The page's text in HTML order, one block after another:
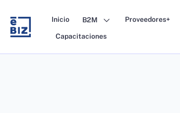
content
Inicio B2M Proveedores+
Capacitaciones